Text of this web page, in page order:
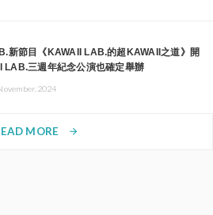
新節目《KAWAII LAB.的超KAWAII之道》開
LAB.三週年紀念公演也確定舉辦
MORE arrow_forward